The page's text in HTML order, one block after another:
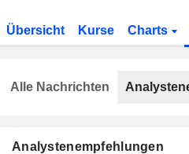
Übersicht Kurse Charts
Analystenempfehlungen
Alle Nachrichten